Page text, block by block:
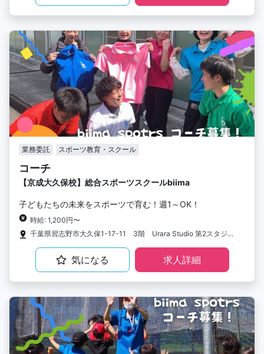
業務委託 スポーツ教育・スクール
コーチ
【京成大久保校】総合スポーツスクールbiima
子どもたちの未来をスポーツで育む！週1～OK！
時給: 1,200円〜
千葉県習志野市大久保1-17-11 3階 Urara Studio 第2スタジオ
気になる 求人詳細